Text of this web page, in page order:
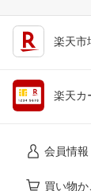
楽天市
楽天カ
会員情報
買い物か